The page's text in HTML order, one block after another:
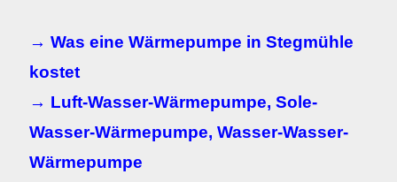
→ Was eine Wärmepumpe in Stegmühle
kostet
→ Luft-Wasser-Wärmepumpe, Sole-
Wasser-Wärmepumpe, Wasser-Wasser-
Wärmepumpe